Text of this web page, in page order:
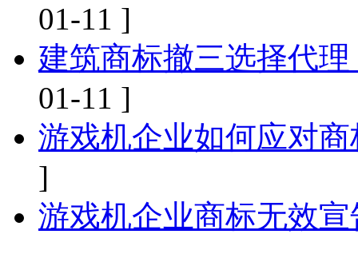
01-11 ]
建筑商标撤三选择代
01-11 ]
游戏机企业如何应对
]
游戏机企业商标无效